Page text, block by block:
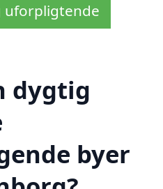
uforpligtende
dygtig
byer